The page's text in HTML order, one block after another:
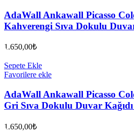
AdaWall Ankawall Picasso
Kahverengi Sıva Dokulu
1.650,00₺
Sepete Ekle
Favorilere ekle
AdaWall Ankawall Picasso
Gri Sıva Dokulu Duvar
1.650,00₺